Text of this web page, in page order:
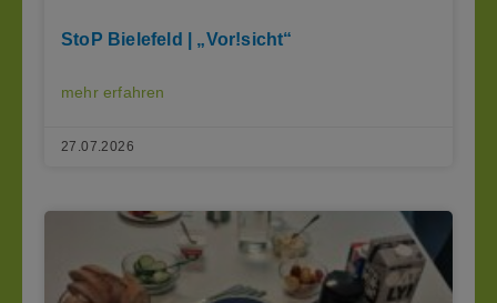
StoP Bielefeld | „Vor!sicht“
mehr erfahren
27.07.2026